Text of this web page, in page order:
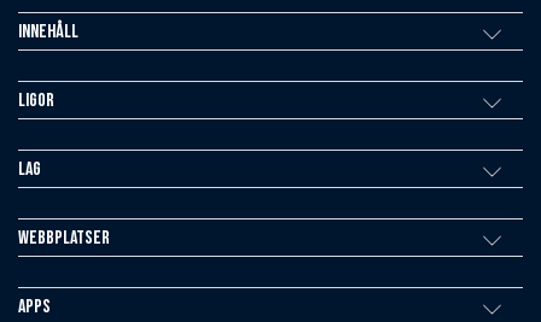
Innehåll
Ligor
Lag
Webbplatser
Apps